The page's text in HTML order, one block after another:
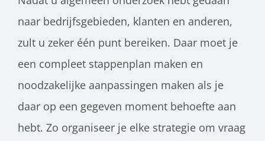
naar bedrijfsgebieden, klanten en anderen,
zult u zeker één punt bereiken. Daar moet je
een compleet stappenplan maken en
noodzakelijke aanpassingen maken als je
daar op een gegeven moment behoefte aan
hebt. Zo organiseer je elke strategie om vraag